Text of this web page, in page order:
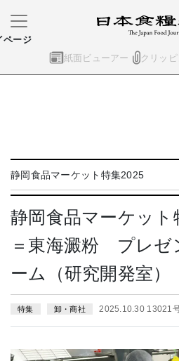
紙面ビューアー クリッ
ページ
静岡食品マーケット特集2025
静岡食品マーケット
＝東海澱粉 プレゼ
ーム（研究開発室）
特集 卸・商社 2025.10.30 13021